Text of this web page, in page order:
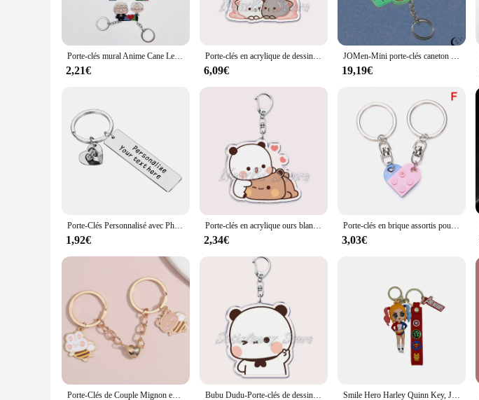
**Versatile and Convenient**
This Porte clés mural pour couple is not only a functional piece but also a versatile one. Its modern
The wall-mounted feature ensures that your keys are always within reach, making it an ideal choice
property of the key holder means that it can withstand the elements, making it a reliable choice for
**Ideal for Couples and Vendors**
and practical gift to their customers. With its sets available for sale, it's a perfect addition to any gift
looking to declutter their space and keep their keys organized.
Porte-clés mural Anime Cane Lediskson Eille Cosplay, porte-clés de couple JOAcrylic, pendentif clé de prévention de perte, autocollant de réfrigérateur, décor
2,21€
Porte-clés en acrylique de dessin animé mignon pour couple, pêche et goma, chat, bague pour accessoires, pendentif de sac, bijoux, cadeaux GérLovers
6,09€
JOMen-Mini porte-clés caneton en PVC et acrylique, ornements créatifs, porte-clés mignon, clé de couple, nouveau
19,19€
Porte-Clés Personnalisé avec Photo Privée et Texte Je T'Aime, Cadeau d'Anniversaire pour Travailleurs de Mariage, Petit Ami et Petite Amie, 2023
1,92€
Porte-clés en acrylique ours blanc et gris pour couple, super mignon, bague pour accessoires, pendentif de sac, clé, bijoux JOJewelry, cadeaux d'amour pour les fans
2,34€
Porte-clés en brique assortis pour couples, porte-clés en forme de cœur d'amour, cadeau de nuit, hommes et femmes, fille et garçon, expédition de chia, 1 paire, 2 pièces
3,03€
Porte-Clés de Couple Mignon en Forme d'Abeille, Lapin, Ours, Cœur, Bouton Magnétique, pour Femme et Homme, Bricolage, Bijoux Faits à la Main, Cadeaux Bubu Dudu-Porte-clés de dessin animé blanc et gris, porte-clés ours de couple, bague pour accessoires, pendentif de sac, bijoux de bijoux, cadeaux GérLovers Smile Hero Harley Quinn Key, JOStudent Couple Key, Pendentif de sac, Porte-clés